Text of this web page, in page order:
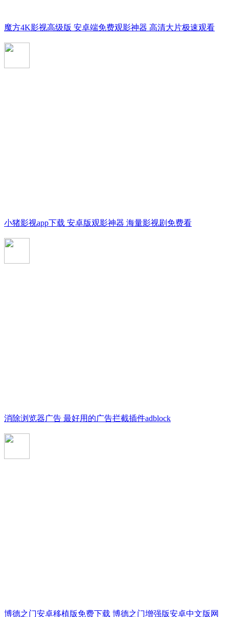
魔方4K影视高级版 安卓端免费观影神器 高清大片极速观看
小猪影视app下载 安卓版观影神器 海量影视剧免费看
消除浏览器广告 最好用的广告拦截插件adblock
博德之门安卓移植版免费下载 博德之门增强版安卓中文版网